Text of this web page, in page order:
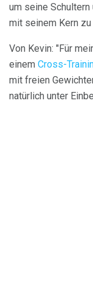
um seine
mit seinem Kern
Von Kevin: "Für
einem Cross-
mit freien
natürlich unter